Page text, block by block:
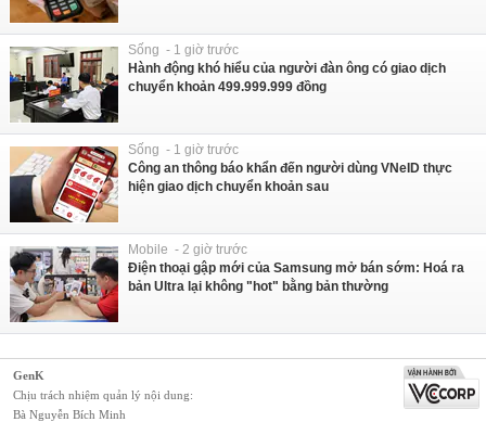
Sống - 1 giờ trước
Hành động khó hiểu của người đàn ông có giao dịch
chuyển khoản 499.999.999 đồng
Sống - 1 giờ trước
Công an thông báo khẩn đến người dùng VNeID thực
hiện giao dịch chuyển khoản sau
Mobile - 2 giờ trước
Điện thoại gập mới của Samsung mở bán sớm: Hoá ra
bản Ultra lại không "hot" bằng bản thường
GenK
Chịu trách nhiệm quản lý nội dung:
Bà Nguyễn Bích Minh